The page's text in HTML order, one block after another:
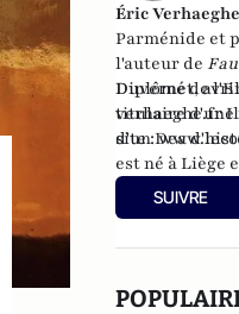
Éric Verhaeghe
Parménide et
l'auteur de
Duvernet, avril
verhaeghe.frIl
site :
Diplômé de
titulaire d'une
d'un Dea
est né à Liège
SUIVRE